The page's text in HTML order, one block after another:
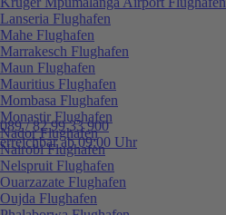
089 / 82 99 33 900
erreichbar ab 09:00 Uhr
Lanseria Flughafen
Mahe Flughafen
Marrakesch Flughafen
Maun Flughafen
Mauritius Flughafen
Mombasa Flughafen
Monastir Flughafen
Nador Flughafen
Nairobi Flughafen
Nelspruit Flughafen
Ouarzazate Flughafen
Oujda Flughafen